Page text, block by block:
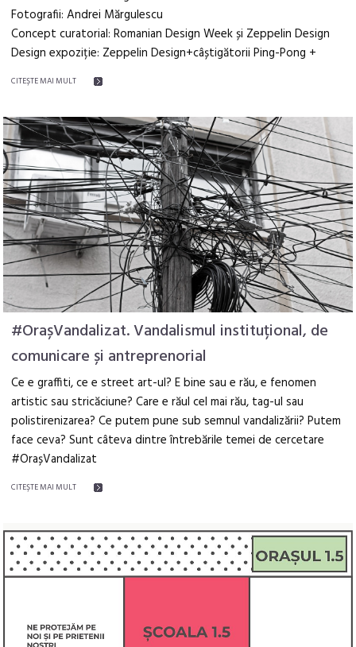
Fotografii: Andrei Mărgulescu
Concept curatorial: Romanian Design Week și Zeppelin Design
Design expoziție: Zeppelin Design+câștigătorii Ping-Pong +
CITEŞTE MAI MULT
#OrașVandalizat. Vandalismul instituțional, de
comunicare și antreprenorial
Ce e graffiti, ce e street art-ul? E bine sau e rău, e fenomen
artistic sau stricăciune? Care e răul cel mai rău, tag-ul sau
polistirenizarea? Ce putem pune sub semnul vandalizării? Putem
face ceva? Sunt câteva dintre întrebările temei de cercetare
#OrașVandalizat
CITEŞTE MAI MULT